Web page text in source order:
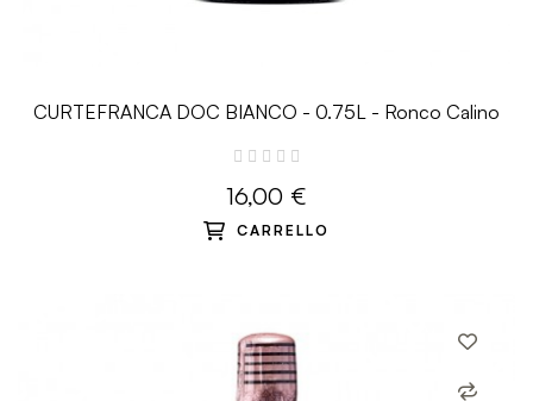
CURTEFRANCA DOC BIANCO - 0.75L - Ronco Calino
16,00 €
CARRELLO